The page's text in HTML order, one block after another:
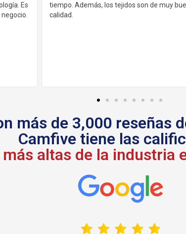
Además, los tejidos son de muy buena
más de 3,000 reseñas
Camfive tiene las
más altas de la industria